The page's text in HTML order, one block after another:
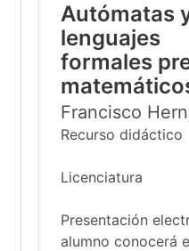
Autómatas
lenguajes
formales
Francisco
Recurso didáctico
Licenciatura
Presentación
alumno conocerá